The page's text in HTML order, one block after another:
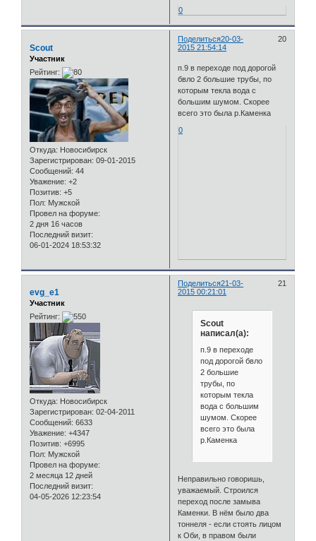
0
Поделиться 20
20-03-
2015 21:54:14
Scout
Участник
Рейтинг:
Откуда: Новосибирск
Зарегистрирован: 09-01-2015
Сообщений: 44
Уважение: +2
Позитив: +5
Пол: Мужской
Провел на форуме:
2 дня 16 часов
Последний визит:
06-01-2024 18:53:32
п.9 в переходе под дорогой
бвло 2 большие трубы, по
которым текла вода с
большим шумом. Скорее
всего это была р.Каменка
0
Поделиться 21
21-03-
2015 00:21:01
evg_e1
Участник
Рейтинг:
Откуда: Новосибирск
Зарегистрирован: 02-04-2011
Сообщений: 6633
Уважение: +4347
Позитив: +6995
Пол: Мужской
Провел на форуме:
2 месяца 12 дней
Последний визит:
04-05-2026 12:23:54
Scout
написал(а):
п.9 в переходе
под дорогой бвло
2 большие
трубы, по
которым текла
вода с большим
шумом. Скорее
всего это была
р.Каменка
Неправильно говоришь,
уважаемый. Строился
переход после замыва
Каменки. В нём было два
тоннеля - если стоять лицом
к Оби, в правом были